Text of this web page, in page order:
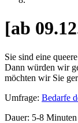
[ab
Sie sind eine
Dann würden wir
möchten wir Sie
Umfrage: Bedarfe
Dauer: 5-8 Minuten